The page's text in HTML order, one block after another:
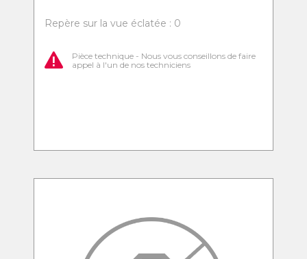
Repère sur la vue éclatée : 0
Pièce technique - Nous vous conseillons de faire
appel à l'un de nos techniciens